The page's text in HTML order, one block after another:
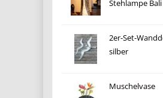
Stehlampe Bali
2er-Set-
silber
Muschelvase